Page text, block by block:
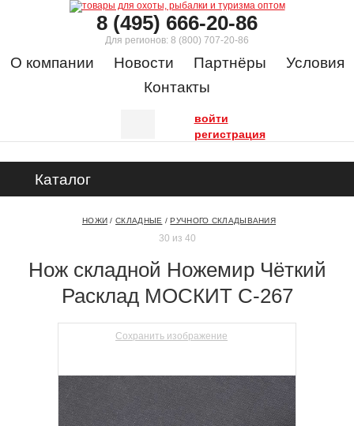
8 (495) 666-20-86
Для регионов: 8 (800) 707-20-86
О компании Новости Партнёры
Условия
Контакты
войти
регистрация
Каталог
НОЖИ / СКЛАДНЫЕ / РУЧНОГО СКЛАДЫВАНИЯ
30 из 40
Нож складной Ножемир Чёткий
Расклад МОСКИТ C-267
Сохранить изображение